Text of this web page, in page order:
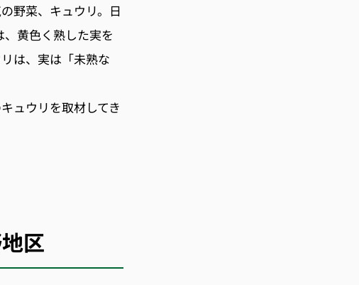
野菜、キュウリ。日
黄色く熟した実を
は、実は「未熟な
ュウリを取材してき
区